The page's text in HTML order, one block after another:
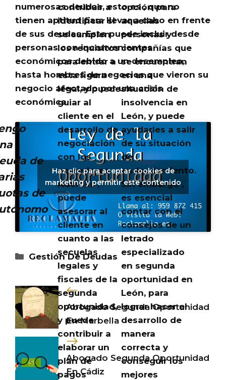
numerosas deudas, esto es ,que no
tienen aptitud para llevar a cabo en frente
de sus deudas. Esto puede incluir desde
personas con inconvenientes
económicos debido a un desempleo,
hasta hombres de negocios que vieron su
negocio afectado por una crisis
económica.
de
de
contribuir a
identificar si
se cumplen
los requisitos
para entrar a
esta figura
legal, y puede
guiar al
cliente en el
desarrollo de
negociación
con los
acreedores.
Además ,
puede
asesorar al
cliente en
cuanto a las
secuelas
legales y
fiscales de la
segunda
oportunidad,
y puede
contribuir a
elaborar un
plan de
pagos
opción para
aquellas
personas y
compañías que
se encuentran
en una
situación de
insolvencia en
León, y puede
ayudarles a salir
de su situación
de
endeudamiento.
Sin embargo ,
es esencial
contar con el
consejos de un
letrado
especializado
en segunda
oportunidad en
León, para
lograr hacer el
desarrollo de
manera
correcta y
conseguir los
mejores
Haz clic para aceptar cookies de
marketing y permitir este contenido
Categorías
Gestión De Deudas
Abogado Segunda Oportunidad
En Marbella
Abogado Segunda Oportunidad
En Cádiz